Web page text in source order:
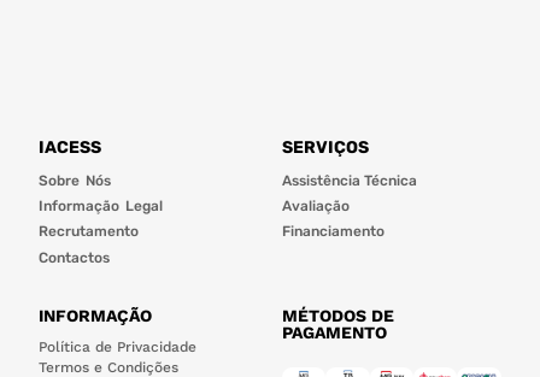
IACESS
Sobre Nós
Informação Legal
Recrutamento
Contactos
SERVIÇOS
Assistência Técnica
Avaliação
Financiamento
INFORMAÇÃO
Política de Privacidade
Termos e Condições
MÉTODOS DE
PAGAMENTO